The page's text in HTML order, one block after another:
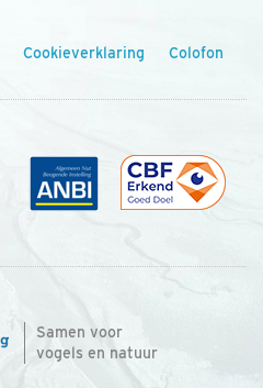
Cookieverklaring Colofon
Samen voor
vogels en natuur